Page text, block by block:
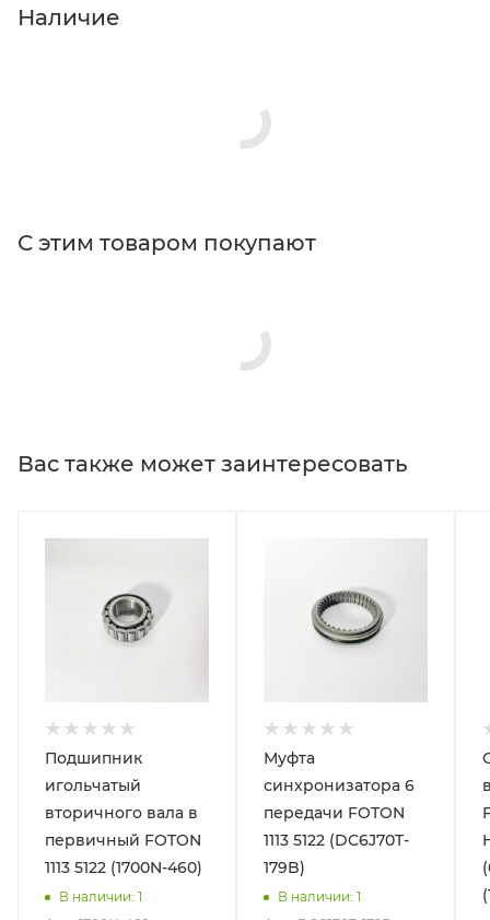
Наличие
С этим товаром покупают
Вас также может заинтересовать
Подшипник
игольчатый
вторичного вала в
первичный FOTON
1113 5122 (1700N-460)
В наличии: 1
Муфта
синхронизатора 6
передачи FOTON
1113 5122 (DC6J70T-
179B)
В наличии: 1